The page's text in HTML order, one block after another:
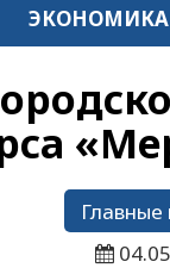
ЭКОНОМИКА
Главные